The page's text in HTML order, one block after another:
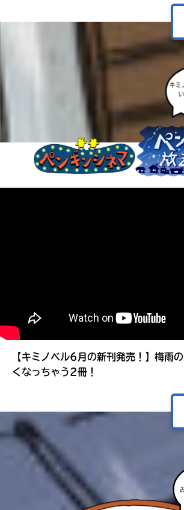
キミ
【キミノベル6月の新刊発売！】梅雨
くなっちゃう2冊！
も
度
み
て
ね
る